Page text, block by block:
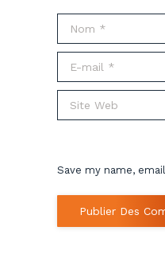
Nom *
E-mail *
Site Web
Save my name,
Publier Des